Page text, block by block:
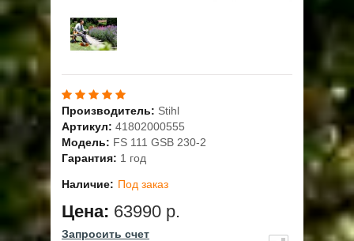
АКЦИИ
Производитель: Stihl
Артикул: 41802000555
Модель: FS 111 GSB 230-2
Гарантия: 1 год
Наличие: Под заказ
Цена: 63990 р.
Запросить счет